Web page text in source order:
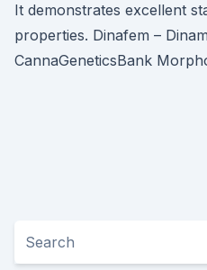
It demonstrates excellent
properties. Dinafem –
CannaGeneticsBank